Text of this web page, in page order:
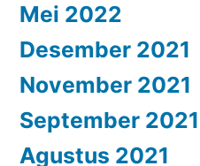
Mei 2022
Desember 2021
November 2021
September 2021
Agustus 2021